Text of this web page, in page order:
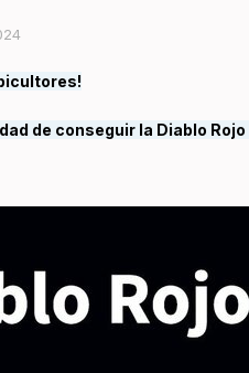
de conseguir la Diablo